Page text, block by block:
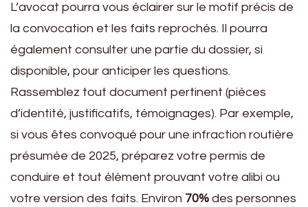
L’avocat pourra vous éclairer sur le motif précis de
la convocation et les faits reprochés. Il pourra
également consulter une partie du dossier, si
disponible, pour anticiper les questions.
Rassemblez tout document pertinent (pièces
d’identité, justificatifs, témoignages). Par exemple,
si vous êtes convoqué pour une infraction routière
présumée de 2025, préparez votre permis de
conduire et tout élément prouvant votre alibi ou
votre version des faits. Environ 70% des personnes